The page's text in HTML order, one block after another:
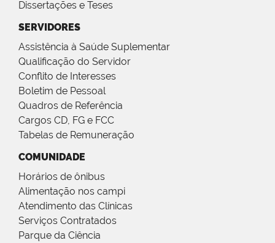
Dissertações e Teses
SERVIDORES
Assistência à Saúde Suplementar
Qualificação do Servidor
Conflito de Interesses
Boletim de Pessoal
Quadros de Referência
Cargos CD, FG e FCC
Tabelas de Remuneração
COMUNIDADE
Horários de ônibus
Alimentação nos campi
Atendimento das Clínicas
Serviços Contratados
Parque da Ciência